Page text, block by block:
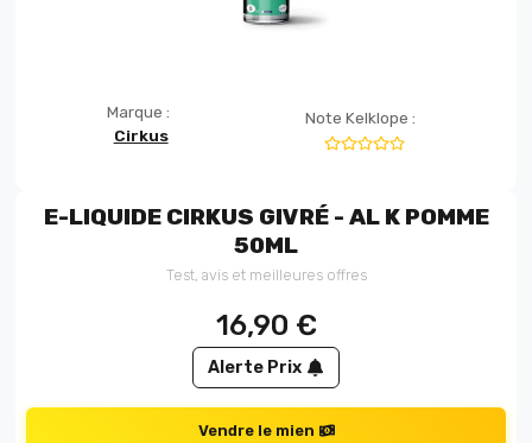
Marque :
Cirkus
Note Kelklope :
E-LIQUIDE CIRKUS GIVRÉ - AL K POMME
50ML
Test, avis et meilleures offres
16,90 €
Alerte Prix
Vendre le mien